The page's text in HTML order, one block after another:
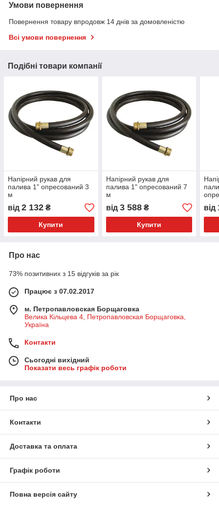
Умови повернення
Повернення товару впродовж 14 днів за домовленістю
Всі умови повернення
Подібні товари компанії
Напірний рукав для
палива 1" опресований 3
м
від 2 132 ₴
Купити
Напірний рукав для
палива 1" опресований 7
м
від 3 588₴
Купити
від
Про нас
73% позитивних з 15 відгуків за рік
Працює з 07.02.2017
м. Петропавловская Борщаговка
Велика Кільцева 4, Петропавловская Борщаговка,
Україна
Контакти
Сьогодні вихідний
Показати весь графік роботи
Про нас
Контакти
Доставка та оплата
Графік роботи
Повна версія сайту